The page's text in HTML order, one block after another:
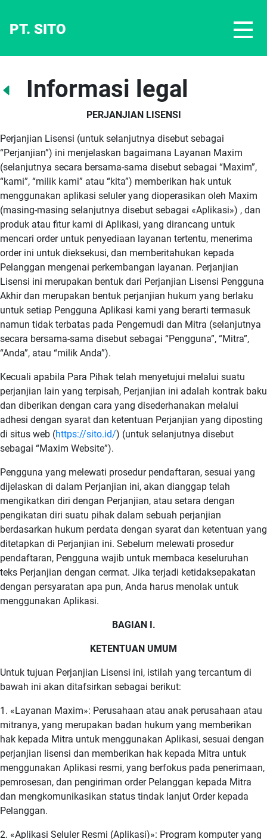
PT. SITO
Informasi legal
PERJANJIAN LISENSI
Perjanjian Lisensi (untuk selanjutnya disebut sebagai
“Perjanjian”) ini menjelaskan bagaimana Layanan Maxim
(selanjutnya secara bersama-sama disebut sebagai “Maxim”,
“kami”, “milik kami” atau “kita”) memberikan hak untuk
menggunakan aplikasi seluler yang dioperasikan oleh Maxim
(masing-masing selanjutnya disebut sebagai «Aplikasi») , dan
produk atau fitur kami di Aplikasi, yang dirancang untuk
mencari order untuk penyediaan layanan tertentu, menerima
order ini untuk dieksekusi, dan memberitahukan kepada
Pelanggan mengenai perkembangan layanan. Perjanjian
Lisensi ini merupakan bentuk dari Perjanjian Lisensi Pengguna
Akhir dan merupakan bentuk perjanjian hukum yang berlaku
untuk setiap Pengguna Aplikasi kami yang berarti termasuk
namun tidak terbatas pada Pengemudi dan Mitra (selanjutnya
secara bersama-sama disebut sebagai “Pengguna”, “Mitra”,
“Anda”, atau “milik Anda”).
Kecuali apabila Para Pihak telah menyetujui melalui suatu
perjanjian lain yang terpisah, Perjanjian ini adalah kontrak baku
dan diberikan dengan cara yang disederhanakan melalui
adhesi dengan syarat dan ketentuan Perjanjian yang diposting
di situs web (https://sito.id/) (untuk selanjutnya disebut
sebagai “Maxim Website”).
Pengguna yang melewati prosedur pendaftaran, sesuai yang
dijelaskan di dalam Perjanjian ini, akan dianggap telah
mengikatkan diri dengan Perjanjian, atau setara dengan
pengikatan diri suatu pihak dalam sebuah perjanjian
berdasarkan hukum perdata dengan syarat dan ketentuan yang
ditetapkan di Perjanjian ini. Sebelum melewati prosedur
pendaftaran, Pengguna wajib untuk membaca keseluruhan
teks Perjanjian dengan cermat. Jika terjadi ketidaksepakatan
dengan persyaratan apa pun, Anda harus menolak untuk
menggunakan Aplikasi.
BAGIAN I.
KETENTUAN UMUM
Untuk tujuan Perjanjian Lisensi ini, istilah yang tercantum di
bawah ini akan ditafsirkan sebagai berikut:
1. «Layanan Maxim»: Perusahaan atau anak perusahaan atau
mitranya, yang merupakan badan hukum yang memberikan
hak kepada Mitra untuk menggunakan Aplikasi, sesuai dengan
perjanjian lisensi dan memberikan hak kepada Mitra untuk
menggunakan Aplikasi resmi, yang berfokus pada penerimaan,
pemrosesan, dan pengiriman order Pelanggan kepada Mitra
dan mengkomunikasikan status tindak lanjut Order kepada
Pelanggan.
2. «Aplikasi Seluler Resmi (Aplikasi)»: Program komputer yang